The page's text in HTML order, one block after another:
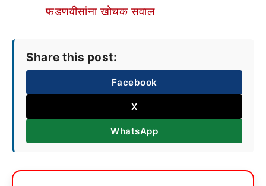
फडणवीसांना खोचक सवाल
Share this post:
Facebook
X
WhatsApp